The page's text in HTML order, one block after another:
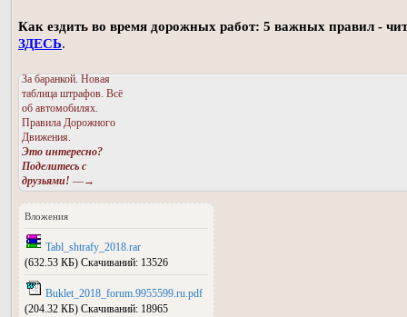
Как ездить во время дорожных работ: 5 важных правил -
ЗДЕСЬ.
За баранкой. Новая
таблица штрафов. Всё
об автомобилях.
Правила Дорожного
Движения.
Это интересно?
Поделитесь с
друзьями! —→
Вложения
Tabl_shtrafy_2018.rar
(632.53 КБ) Скачиваний: 13526
Buklet_2018_forum.9955599.ru.pdf
(204.32 КБ) Скачиваний: 18965